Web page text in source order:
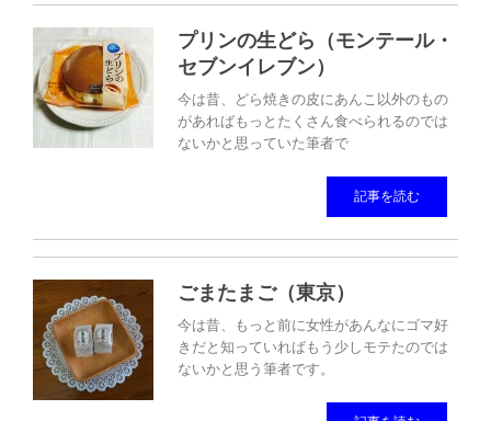
プリンの生どら（モンテール・
セブンイレブン）
今は昔、どら焼きの皮にあんこ以外のもの
があればもっとたくさん食べられるのでは
ないかと思っていた筆者で
記事を読む
ごまたまご（東京）
今は昔、もっと前に女性があんなにゴマ好
きだと知っていればもう少しモテたのでは
ないかと思う筆者です。